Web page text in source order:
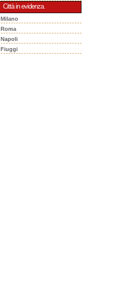
Città in evidenza.
Milano
Roma
Napoli
Fiuggi